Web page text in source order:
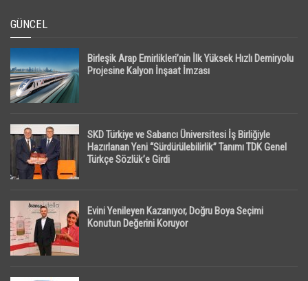
GÜNCEL
Birleşik Arap Emirlikleri’nin İlk Yüksek Hızlı Demiryolu
Projesine Kalyon İnşaat İmzası
SKD Türkiye ve Sabancı Üniversitesi İş Birliğiyle
Hazırlanan Yeni “Sürdürülebilirlik” Tanımı TDK Genel
Türkçe Sözlük’e Girdi
Evini Yenileyen Kazanıyor, Doğru Boya Seçimi
Konutun Değerini Koruyor